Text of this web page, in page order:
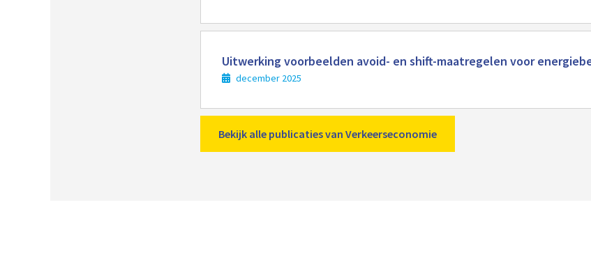
Uitwerking voorbeelden avoid- en shift-maatregelen voor
december 2025
meer
Bekijk alle publicaties van Verkeerseconomie